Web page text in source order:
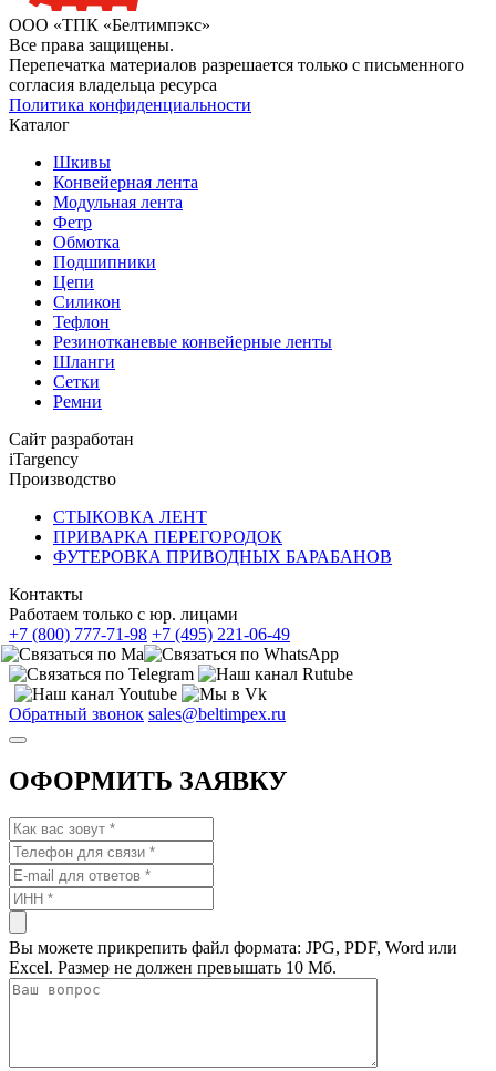
ООО «ТПК «Белтимпэкс»
Все права защищены.
Перепечатка материалов разрешается только с письменного
согласия владельца ресурса
Политика конфиденциальности
Каталог
Шкивы
Конвейерная лента
Модульная лента
Фетр
Обмотка
Подшипники
Цепи
Силикон
Тефлон
Резинотканевые конвейерные ленты
Шланги
Сетки
Ремни
Сайт разработан
iTargency
Производство
СТЫКОВКА ЛЕНТ
ПРИВАРКА ПЕРЕГОРОДОК
ФУТЕРОВКА ПРИВОДНЫХ БАРАБАНОВ
Контакты
Работаем только с юр. лицами
+7 (800) 777-71-98 +7 (495) 221-06-49
Обратный звонок sales@beltimpex.ru
ОФОРМИТЬ ЗАЯВКУ
Вы можете прикрепить файл формата: JPG, PDF, Word или
Excel. Размер не должен превышать 10 Мб.